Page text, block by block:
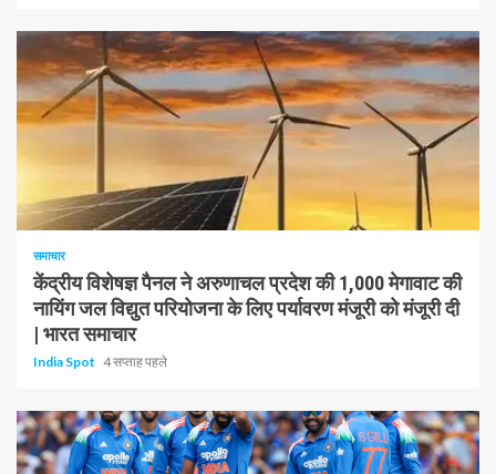
1 न्यूनतम पढ़ा
समाचार
केंद्रीय विशेषज्ञ पैनल ने अरुणाचल प्रदेश की 1,000 मेगावाट की
नायिंग जल विद्युत परियोजना के लिए पर्यावरण मंजूरी को मंजूरी दी
| भारत समाचार
India Spot 4 सप्ताह पहले